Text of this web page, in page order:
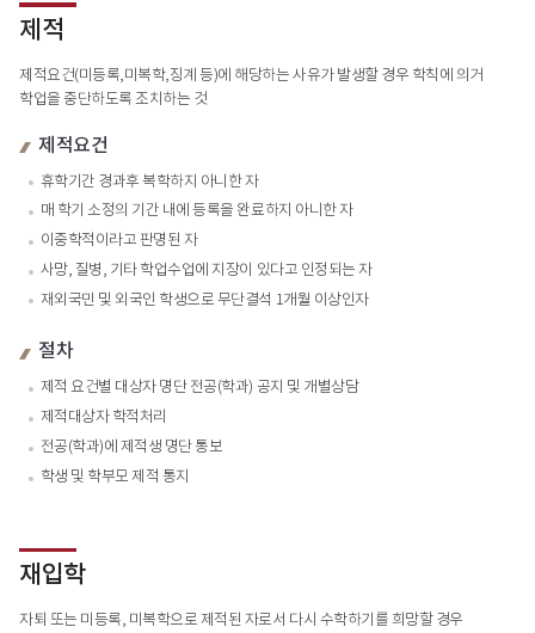
제적
제적요건(미등록,미복학,징계 등)에 해당하는 사유가 발생할 경우 학칙에 의거
학업을 중단하도록 조치하는 것
제적요건
휴학기간 경과후 복학하지 아니한 자
매 학기 소정의 기간 내에 등록을 완료하지 아니한 자
이중학적이라고 판명된 자
사망, 질병, 기타 학업수업에 지장이 있다고 인정되는 자
재외국민 및 외국인 학생으로 무단결석 1개월 이상인자
절차
제적 요건별 대상자 명단 전공(학과) 공지 및 개별상담
제적대상자 학적처리
전공(학과)에 제적생 명단 통보
학생 및 학부모 제적 통지
재입학
자퇴 또는 미등록, 미복학으로 제적된 자로서 다시 수학하기를 희망할 경우